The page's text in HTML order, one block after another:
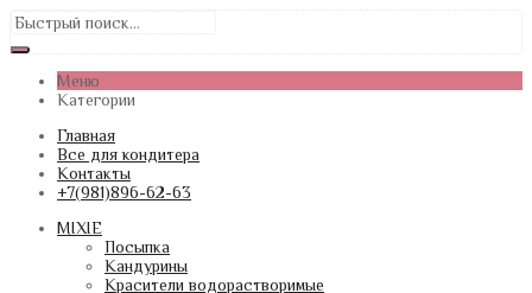
Меню
Категории
Главная
Все для кондитера
Контакты
+7(981)896-62-63
MIXIE
Посыпка
Кандурины
Красители водорастворимые